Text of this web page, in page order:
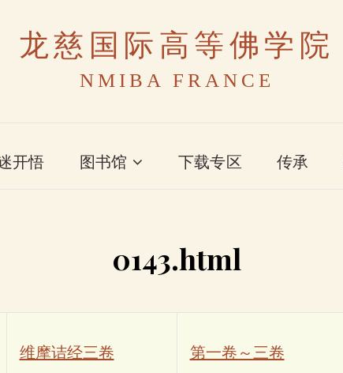
龙慈国际高等佛学院
NMIBA FRANCE
开悟 图书馆 下载专区 传承
0143.html
维摩诘经三卷 第一卷～三卷